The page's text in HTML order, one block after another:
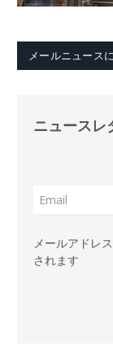
メールニュース
ニュースレ
メールアドレ
されます